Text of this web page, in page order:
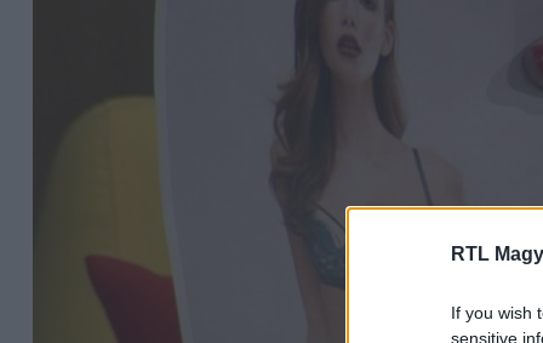
RTL
If you wish
sensitive